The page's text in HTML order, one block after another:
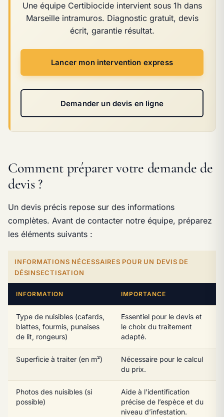
Une équipe Certibiocide intervient sous 1h dans
Marseille intramuros. Diagnostic gratuit, devis
écrit, garantie résultat.
Lancer mon intervention express
Demander un devis en ligne
Comment préparer votre demande de
devis ?
Un devis précis repose sur des informations
complètes. Avant de contacter notre équipe, préparez
les éléments suivants :
INFORMATIONS NÉCESSAIRES POUR UN DEVIS DE
DÉSINSECTISATION
INFORMATION IMPORTANCE
Type de nuisibles (cafards,
blattes, fourmis, punaises
de lit, rongeurs)
Essentiel pour le devis et
le choix du traitement
adapté.
Superficie à traiter (en m²)
Nécessaire pour le calcul
du prix.
Photos des nuisibles (si
possible)
Aide à l’identification
précise de l’espèce et du
niveau d’infestation.